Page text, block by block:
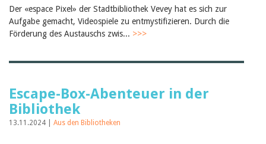
Der «espace Pixel» der Stadtbibliothek Vevey hat es sich zur
Aufgabe gemacht, Videospiele zu entmystifizieren. Durch die
Förderung des Austauschs zwis... >>>
Escape-Box-Abenteuer in der
Bibliothek
13.11.2024 | Aus den Bibliotheken